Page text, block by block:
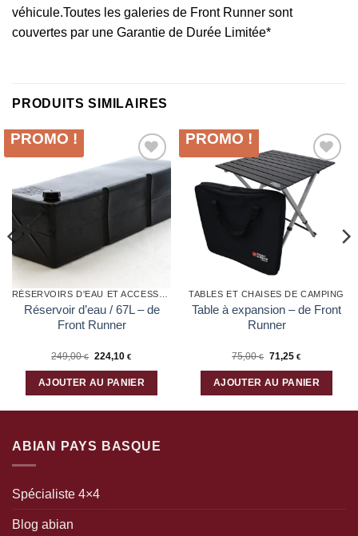
véhicule.Toutes les galeries de Front Runner sont
couvertes par une Garantie de Durée Limitée*
PRODUITS SIMILAIRES
Ajouter
d’envies
PROMO !
Réservoir d’eau / 67L – de
Front Runner
249,00€ 224,10 €
AJOUTER AU PANIER
Ajouter
à la liste
PROMO !
TABLES ET CHAISES DE CAMPING
Table à expansion – de Front
Runner
75,00€
Le
prix
75,00 €.
71,25 €Le
prix
71,25 €.
AJOUTER AU PANIER
ABIAN PAYS BASQUE
Spécialiste 4×4
Blog abian